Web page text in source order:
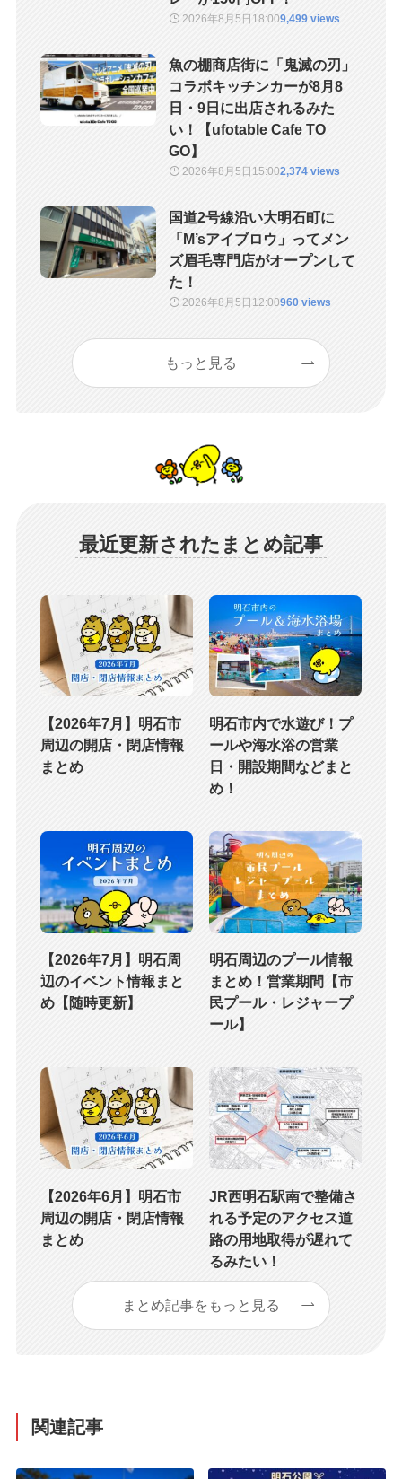
2026年8月5日 18:009,499 views
魚の棚商店街に「鬼滅の刃」
コラボキッチンカーが8月8
日・9日に出店されるみた
い！【ufotable Cafe TO
GO】
2026年8月5日 15:002,374 views
国道2号線沿い大明石町に
「M’sアイブロウ」ってメン
ズ眉毛専門店がオープンして
た！
2026年8月5日 12:00960 views
もっと見る
最近更新されたまとめ記事
【2026年7月】明石市
周辺の開店・閉店情報
まとめ
明石市内で水遊び！プ
ールや海水浴の営業
日・開設期間などまと
め！
【2026年7月】明石周
辺のイベント情報まと
め【随時更新】
明石周辺のプール情報
まとめ！営業期間【市
民プール・レジャープ
ール】
【2026年6月】明石市
周辺の開店・閉店情報
まとめ
JR西明石駅南で整備さ
れる予定のアクセス道
路の用地取得が遅れて
るみたい！
まとめ記事をもっと見る
関連記事